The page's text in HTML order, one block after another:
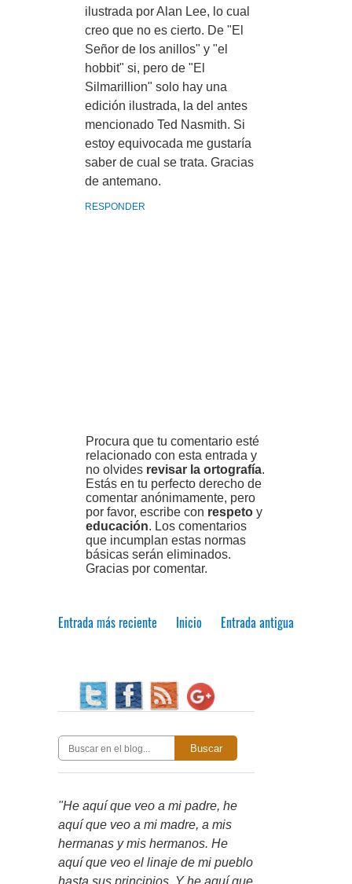
ilustrada por Alan Lee, lo cual
creo que no es cierto. De "El
Señor de los anillos" y "el
hobbit" si, pero de "El
Silmarillion" solo hay una
edición ilustrada, la del antes
mencionado Ted Nasmith. Si
estoy equivocada me gustaría
saber de cual se trata. Gracias
de antemano.
RESPONDER
Procura que tu comentario esté
relacionado con esta entrada y
no olvides revisar la ortografía.
Estás en tu perfecto derecho de
comentar anónimamente, pero
por favor, escribe con respeto y
educación. Los comentarios
que incumplan estas normas
básicas serán eliminados.
Gracias por comentar.
Entrada más reciente Entrada antigua
Inicio
Buscar
"He aquí que veo a mi padre, he
aquí que veo a mi madre, a mis
hermanas y mis hermanos. He
aquí que veo el linaje de mi pueblo
hasta sus principios. Y he aquí que